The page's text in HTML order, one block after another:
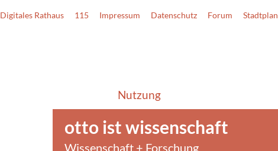
Digitales Rathaus 115 Impressum Datenschutz Forum Stadtplan
Nutzung
otto ist wissenschaft
Wissenschaft + Forschung